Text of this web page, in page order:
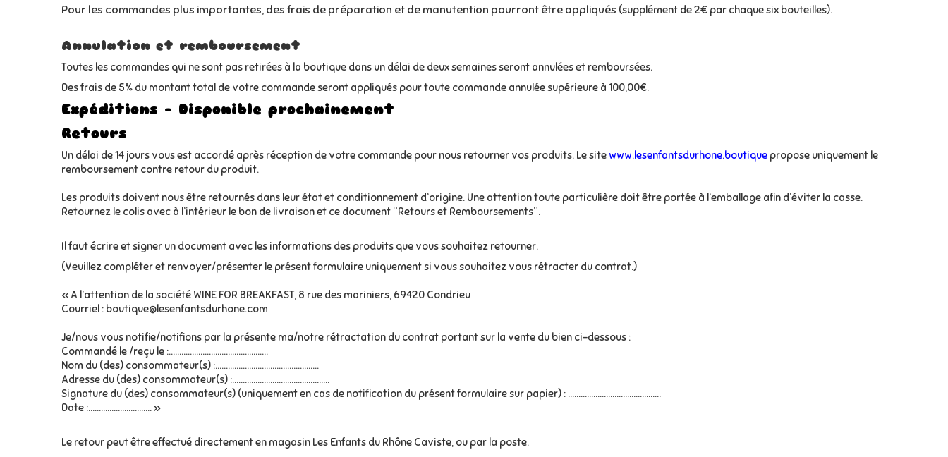
Pour les commandes plus importantes, des frais de préparation et de manutention pourront être appliqués (supplément de 2€ par chaque six bouteilles).
Annulation et remboursement
Toutes les commandes qui ne sont pas retirées à la boutique dans un délai de deux semaines seront annulées et remboursées.
Des frais de 5% du montant total de votre commande seront appliqués pour toute commande annulée supérieure à 100,00€.
Expéditions - Disponible prochainement
Retours
Un délai de 14 jours vous est accordé après réception de votre commande pour nous retourner vos produits. Le site www.lesenfantsdurhone.boutique propose uniquement le
remboursement contre retour du produit.
Les produits doivent nous être retournés dans leur état et conditionnement d’origine. Une attention toute particulière doit être portée à l’emballage afin d’éviter la casse.
Retournez le colis avec à l’intérieur le bon de livraison et ce document “Retours et Remboursements”.
Il faut écrire et signer un document avec les informations des produits que vous souhaitez retourner.
(Veuillez compléter et renvoyer/présenter le présent formulaire uniquement si vous souhaitez vous rétracter du contrat.)
« A l’attention de la société WINE FOR BREAKFAST, 8 rue des mariniers, 69420 Condrieu
Courriel : boutique@lesenfantsdurhone.com
Je/nous vous notifie/notifions par la présente ma/notre rétractation du contrat portant sur la vente du bien ci-dessous :
Commandé le /reçu le :...............................................
Nom du (des) consommateur(s) :.................................................
Adresse du (des) consommateur(s) :..............................................
Signature du (des) consommateur(s) (uniquement en cas de notification du présent formulaire sur papier) : ............................................
Date :.............................. »
Le retour peut être effectué directement en magasin Les Enfants du Rhône Caviste, ou par la poste.